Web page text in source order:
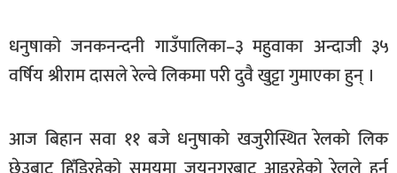
अन्तरबार्ता
अर्थ
मनोरञ्जन
धनुषाको जनकनन्दनी गाउँपालिका–३ महुवाका अन्दाजी ३५
वर्षिय श्रीराम दासले रेल्वे लिकमा परी दुवै खुट्टा गुमाएका हुन् ।
आज बिहान सवा ११ बजे धनुषाको खजुरीस्थित रेलको लिक